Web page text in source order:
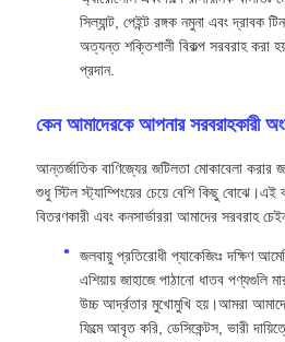
সিল্যান্ট, পেইন্ট রঙ্গক নমুনা এবং দ্রাবক
অত্যন্ত শক্তিশালী বিকল্প সরবরাহ করা
প্রদান.
কেন আমাদেরকে আপনার সরবরাহকারী
আন্তর্জাতিক বাণিজ্যের জটিলতা মোকাবেলা করার
শুধু স্টিল স্ট্যাম্পিংয়ের চেয়ে বেশি কিছু বোঝে।এই
বিতরণকারী এবং কনসার্ভাররা আমাদের সরবরাহ
জলবায়ু প্রতিরোধী প্যাকেজিংঃ দক্ষিণ
এশিয়ায় জাহাজে পাঠানো ধাতব পণ্যগুলি
উচ্চ আর্দ্রতার মুখোমুখি হয়।আমরা
ফিল্মে আবৃত করি, ডেসিকেন্টস, ভারী